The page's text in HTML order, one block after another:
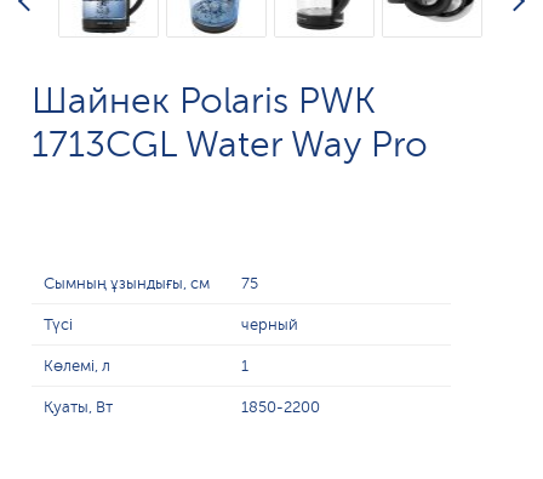
Шайнек Polaris PWK
1713CGL Water Way Pro
Сымның ұзындығы, см 75
Түсі черный
Көлемі, л 1
Қуаты, Вт 1850-2200